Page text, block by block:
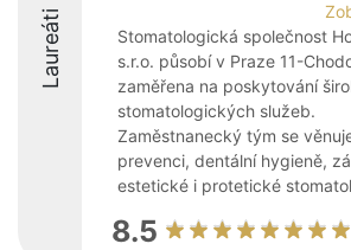
Laureáti
Stomatologická společnost
s.r.o. působí v Praze 11-
zaměřena na poskytování
stomatologických služeb.
Zaměstnanecký tým se
prevenci, dentální hygieně,
estetické i protetické
8.5